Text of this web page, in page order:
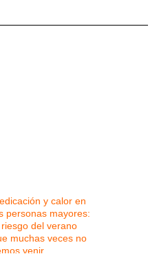
y calor en
personas mayores:
del verano
muchas veces no
venir